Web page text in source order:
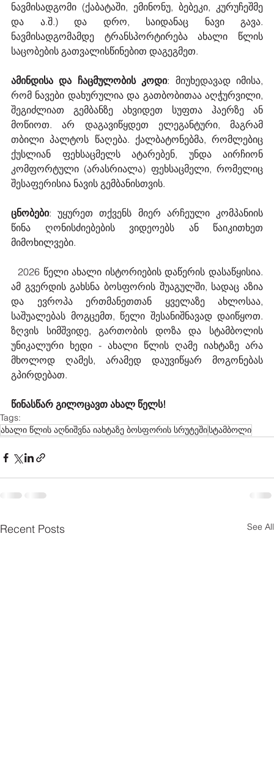
ნავმისადგომი (ქაბატაში, ემინონუ, ბებეკი, კურუჩეშმე
და ა.შ.) და დრო, საიდანაც ნავი გავა.
ნავმისადგომამდე ტრანსპორტირება ახალი წლის
საცობების გათვალისწინებით დაგეგმეთ.
ამინდისა და ჩაცმულობის კოდი: მიუხედავად იმისა,
რომ ნავები დახურულია და გათბობითაა აღჭურვილი,
შეგიძლიათ გემბანზე ახვიდეთ სუფთა ჰაერზე ან
მოწიოთ. არ დაგავიწყდეთ ელეგანტური, მაგრამ
თბილი პალტოს წაღება. ქალბატონებმა, რომლებიც
ქუსლიან ფეხსაცმელს ატარებენ, უნდა აირჩიონ
კომფორტული (არასრიალა) ფეხსაცმელი, რომელიც
შესაფერისია ნავის გემბანისთვის.
ცნობები: უყურეთ თქვენს მიერ არჩეული კომპანიის
წინა ღონისძიებების ვიდეოებს ან წაიკითხეთ
მიმოხილვები.
  2026 წელი ახალი ისტორიების დაწერის დასაწყისია.
ამ გვერდის გახსნა ბოსფორის შუაგულში, სადაც აზია
და ევროპა ერთმანეთთან ყველაზე ახლოსაა,
საშუალებას მოგცემთ, წელი შესანიშნავად დაიწყოთ.
ზღვის სიმშვიდე, გართობის დოზა და სტამბოლის
უნიკალური ხედი - ახალი წლის ღამე იახტაზე არა
მხოლოდ ღამეს, არამედ დაუვიწყარ მოგონებას
გპირდებათ.
წინასწარ გილოცავთ ახალ წელს!
Tags:
ახალი წლის აღნიშვნა იახტაზე ბოსფორის სრუტეშისტამბოლი
Recent Posts See All